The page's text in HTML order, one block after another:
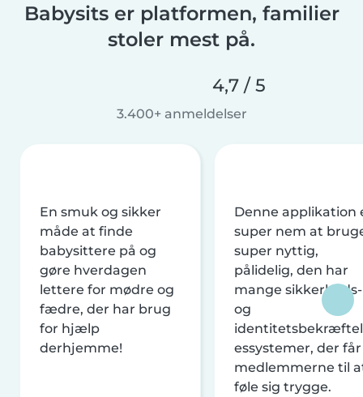
Babysits er platformen, familier
stoler mest på.
4,7 / 5
3.400+ anmeldelser
En smuk og sikker
måde at finde
babysittere på og
gøre hverdagen
lettere for mødre og
fædre, der har brug
for hjælp
derhjemme!
Denne applikation
super nem at
super nyttig,
pålidelig, den har
mange sikkerheds-
og
essystemer, der får
medlemmerne til
føle sig trygge.